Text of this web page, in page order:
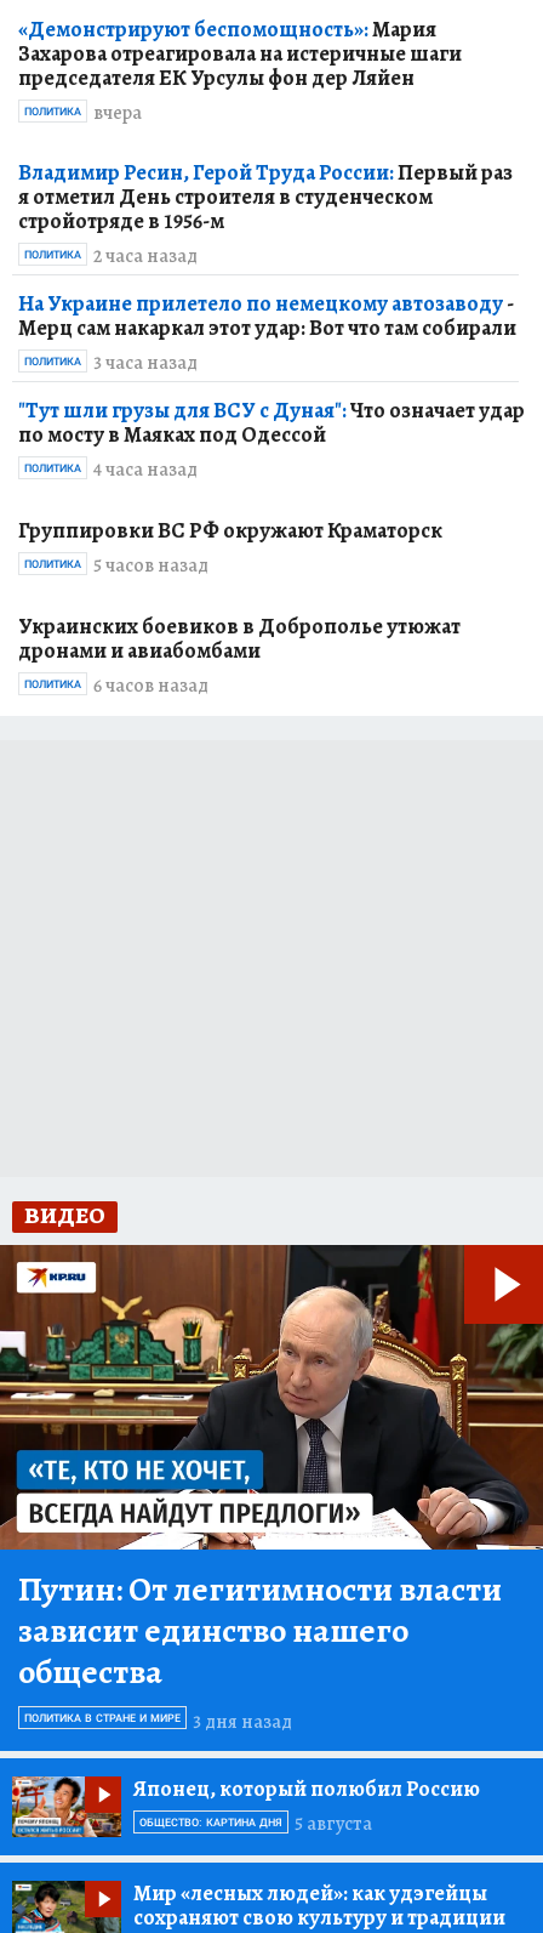
«Демонстрируют беспомощность»:Мария
Захарова отреагировала на истеричные шаги
председателя ЕК Урсулы фон дер Ляйен
вчера
ПОЛИТИКА
Владимир Ресин, Герой Труда России:Первый раз
я отметил День строителя в студенческом
стройотряде в 1956-м
2 часа назад
ПОЛИТИКА
На Украине прилетело по немецкому автозаводу-
Мерц сам накаркал этот удар: Вот что там собирали
3 часа назад
ПОЛИТИКА
"Тут шли грузы для ВСУ с Дуная":Что означает удар
по мосту в Маяках под Одессой
4 часа назад
ПОЛИТИКА
Группировки ВС РФ окружают Краматорск
5 часов назад
ПОЛИТИКА
Украинских боевиков в Доброполье утюжат
дронами и авиабомбами
6 часов назад
ПОЛИТИКА
ВИДЕО
Путин:От легитимности власти
зависит единство нашего
общества
3 дня назад
ПОЛИТИКА В СТРАНЕ И МИРЕ
Японец, который полюбил Россию
5 августа
ОБЩЕСТВО: КАРТИНА ДНЯ
Мир «лесных людей»:как удэгейцы
сохраняют свою культуру и традиции